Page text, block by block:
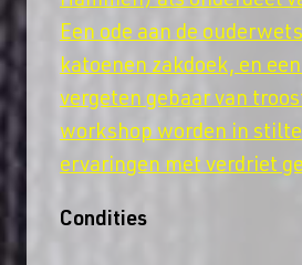
Een ode aan de
katoenen zakdoek, en
vergeten gebaar van
workshop worden in
ervaringen met verdriet
Condities